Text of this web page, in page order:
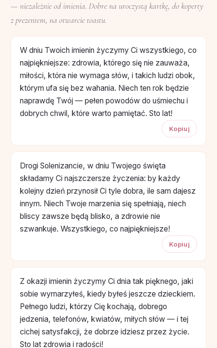
— niezależnie od imienia. Dobre na uroczystą kartkę, do koperty
z prezentem, na otwarcie toastu.
W dniu Twoich imienin życzymy Ci wszystkiego, co
najpiękniejsze: zdrowia, którego się nie zauważa,
miłości, która nie wymaga słów, i takich ludzi obok,
którym ufa się bez wahania. Niech ten rok będzie
naprawdę Twój — pełen powodów do uśmiechu i
dobrych chwil, które warto pamiętać. Sto lat!
Kopiuj
Drogi Solenizancie, w dniu Twojego święta
składamy Ci najszczersze życzenia: by każdy
kolejny dzień przynosił Ci tyle dobra, ile sam dajesz
innym. Niech Twoje marzenia się spełniają, niech
bliscy zawsze będą blisko, a zdrowie nie
szwankuje. Wszystkiego, co najpiękniejsze!
Kopiuj
Z okazji imienin życzymy Ci dnia tak pięknego, jaki
sobie wymarzyłeś, kiedy byłeś jeszcze dzieckiem.
Pełnego ludzi, którzy Cię kochają, dobrego
jedzenia, telefonów, kwiatów, miłych słów — i tej
cichej satysfakcji, że dobrze idziesz przez życie.
Sto lat zdrowia i radości!